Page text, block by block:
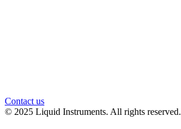
Contact us
© 2025 Liquid Instruments. All rights reserved.